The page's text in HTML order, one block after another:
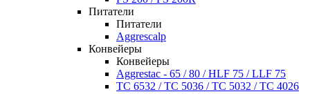
Питатели
Питатели
Aggrescalp
Конвейеры
Конвейеры
Aggrestac - 65 / 80 / HLF 75 / LLF 75
TC 6532 / TC 5036 / TC 5032 / TC 4026